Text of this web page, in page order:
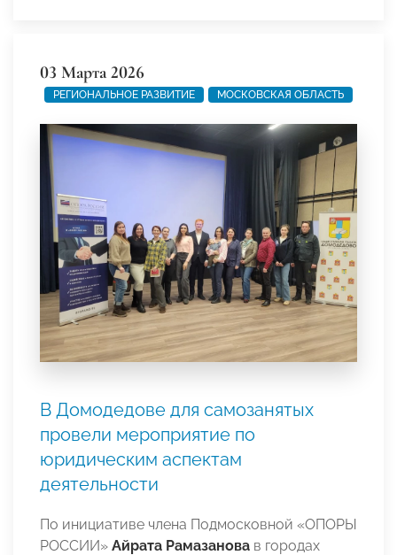
03 Марта 2026
РЕГИОНАЛЬНОЕ РАЗВИТИЕ МОСКОВСКАЯ ОБЛАСТЬ
В Домодедове для самозанятых
провели мероприятие по
юридическим аспектам
деятельности
По инициативе члена Подмосковной «ОПОРЫ
РОССИИ» Айрата Рамазанова в городах